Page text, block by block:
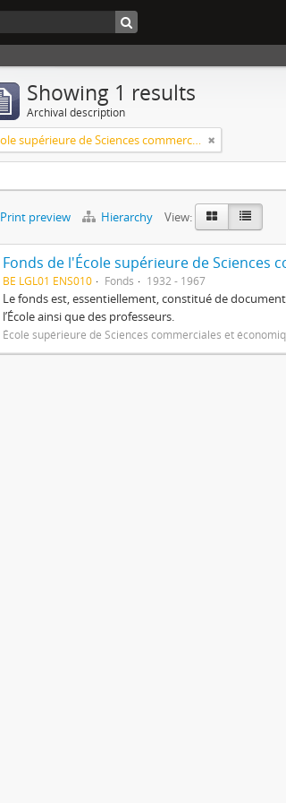
Showing 1 results
Archival description
École supérieure de Sciences commerciales et économiques
Print preview Hierarchy View:
Fonds de l'École supérieure de Sciences
BE LGL01 ENS010 Fonds 1932 - 1967
Le fonds est, essentiellement, constitué de
l’École ainsi que des professeurs.
École supérieure de Sciences commerciales et